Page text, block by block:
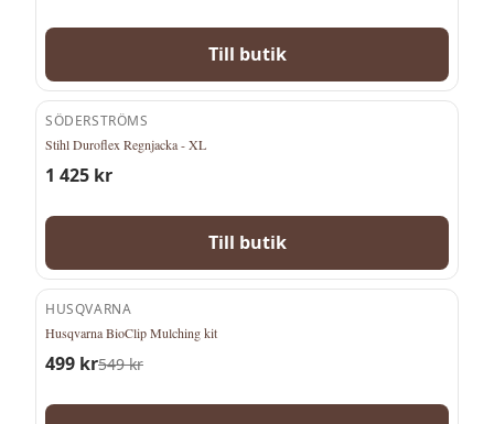
Till butik
SÖDERSTRÖMS
Stihl Duroflex Regnjacka - XL
1 425 kr
Till butik
-9%
HUSQVARNA
Husqvarna BioClip Mulching kit
499 kr549kr